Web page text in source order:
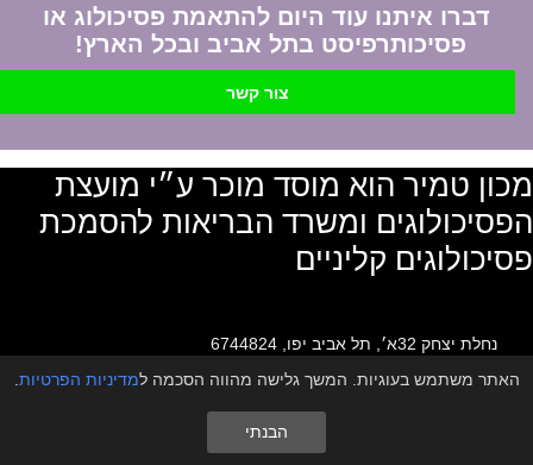
דברו איתנו עוד היום להתאמת פסיכולוג או
פסיכותרפיסט בתל אביב ובכל הארץ!
צור קשר
מכון טמיר הוא מוסד מוכר ע״י מועצת
הפסיכולוגים ומשרד הבריאות להסמכת
פסיכולוגים קליניים
נחלת יצחק 32א׳, תל אביב יפו, 6744824
072-3940004
האתר משתמש בעוגיות. המשך גלישה מהווה הסכמה למדיניות הפרטיות
הבנתי